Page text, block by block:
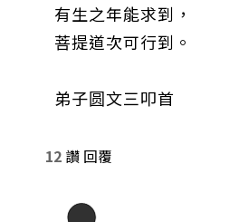
有生之年能求到，
菩提道次可行到。
弟子圆文三叩首
12 讚 回覆